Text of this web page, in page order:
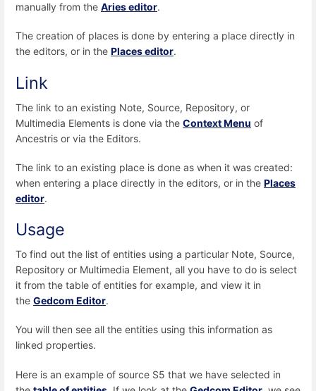
manually from the Aries editor.
The creation of places is done by entering a place directly in
the editors, or in the Places editor.
Link
The link to an existing Note, Source, Repository, or
Multimedia Elements is done via the Context Menu of
Ancestris or via the Editors.
The link to an existing place is done as when it was created:
when entering a place directly in the editors, or in the Places
editor.
Usage
To find out the list of entities using a particular Note, Source,
Repository or Multimedia Element, all you have to do is select
it from the table of entities for example, and view it in
the Gedcom Editor.
You will then see all the entities using this information as
linked properties.
Here is an example of source S5 that we have selected in